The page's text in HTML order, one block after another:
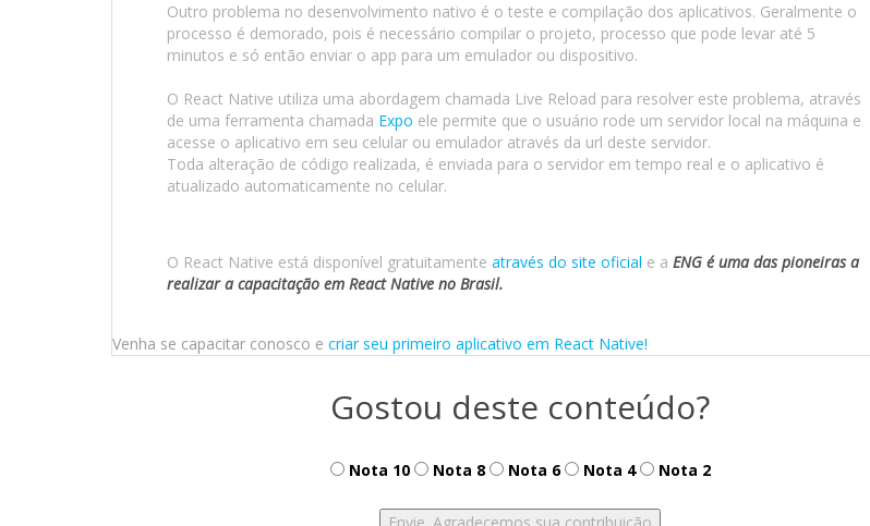
Outro problema no desenvolvimento nativo é o teste e compilação dos aplicativos. Geralmente o
processo é demorado, pois é necessário compilar o projeto, processo que pode levar até 5
minutos e só então enviar o app para um emulador ou dispositivo.
O React Native utiliza uma abordagem chamada Live Reload para resolver este problema, através
de uma ferramenta chamada Expo ele permite que o usuário rode um servidor local na máquina e
acesse o aplicativo em seu celular ou emulador através da url deste servidor.
Toda alteração de código realizada, é enviada para o servidor em tempo real e o aplicativo é
atualizado automaticamente no celular.
O React Native está disponível gratuitamente através do site oficial e a ENG é uma das pioneiras a
realizar a capacitação em React Native no Brasil.
Venha se capacitar conosco e criar seu primeiro aplicativo em React Native!
Gostou deste conteúdo?
Nota 10 Nota 8 Nota 6 Nota 4 Nota 2